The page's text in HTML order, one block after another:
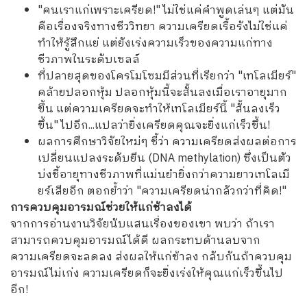
"คนเราแก่เพราะเครียด!" ไม่ใช่แค่คำพูดเล่นๆ แต่มัน
คือเรื่องจริงทางชีววิทยา ความเครียดเรื้อรังไม่ใช่แค่
ทำให้รู้สึกแย่ แต่ยังเร่งความเร็วของความแก่ทาง
ชีวภาพในระดับเซลล์
ที่ปลายสุดของโครโมโซมมีส่วนที่เรียกว่า "เทโลเมียร์"
คล้ายปลอกหุ้ม ปลอกหุ้มนี้จะสั้นลงเมื่อเราอายุมาก
ขึ้น แต่ความเครียดจะทำให้เทโลเมียร์นี้ "สั้นลงเร็ว
ขึ้น" ไปอีก...แปลว่ายิ่งเครียดคุณจะยิ่งแก่เร็วขึ้น!
ผลการศึกษาวิจัยใหม่ๆ ชี้ว่า ความเครียดส่งผลต่อการ
เปลี่ยนแปลงระดับยีน (DNA methylation) ซึ่งเป็นตัว
บ่งชี้อายุทางชีวภาพที่แม่นยำยิ่งกว่าความยาวเทโลเมี
ยร์เสียอีก ตอกย้ำว่า "ความเครียดน่ากลัวกว่าที่คิด!"
การควบคุมอารมณ์ช่วยให้แก่ช้าลงได้
จากการอ่านงานวิจัยนับแสนเรื่องของเขา พบว่า ถ้าเรา
สามารถควบคุมอารมณ์ได้ดี ผลกระทบด้านลบจาก
ความเครียดจะลดลง ส่งผลให้แก่ช้าลง กลับกันถ้าควบคุม
อารมณ์ไม่เก่ง ความเครียดก็จะยิ่งเร่งให้คุณแก่เร็วขึ้นไป
อีก!